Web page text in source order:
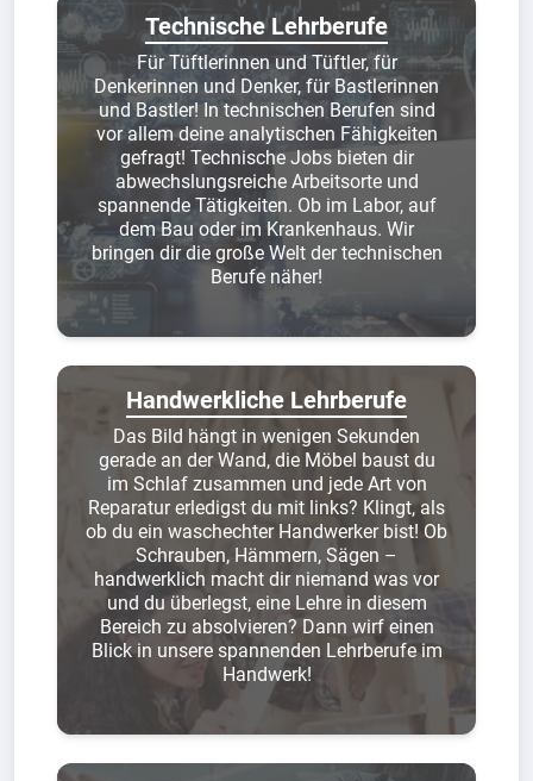
Technische Lehrberufe
Für Tüftlerinnen und Tüftler, für
Denkerinnen und Denker, für Bastlerinnen
und Bastler! In technischen Berufen sind
vor allem deine analytischen Fähigkeiten
gefragt! Technische Jobs bieten dir
abwechslungsreiche Arbeitsorte und
spannende Tätigkeiten. Ob im Labor, auf
dem Bau oder im Krankenhaus. Wir
bringen dir die große Welt der technischen
Berufe näher!
Handwerkliche Lehrberufe
Das Bild hängt in wenigen Sekunden
gerade an der Wand, die Möbel baust du
im Schlaf zusammen und jede Art von
Reparatur erledigst du mit links? Klingt, als
ob du ein waschechter Handwerker bist! Ob
Schrauben, Hämmern, Sägen –
handwerklich macht dir niemand was vor
und du überlegst, eine Lehre in diesem
Bereich zu absolvieren? Dann wirf einen
Blick in unsere spannenden Lehrberufe im
Handwerk!